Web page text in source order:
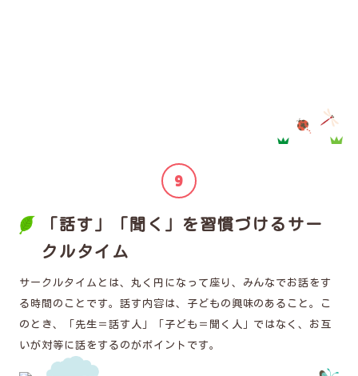
「話す」「聞く」を習慣づけるサー
クルタイム
サークルタイムとは、丸く円になって座り、みんなでお話をす
る時間のことです。話す内容は、子どもの興味のあること。こ
のとき、「先生＝話す人」「子ども＝聞く人」ではなく、お互
いが対等に話をするのがポイントです。